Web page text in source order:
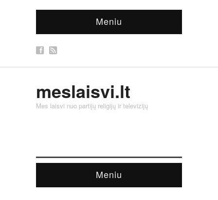
Meniu
meslaisvi.lt
Mes laisvi nuo partijų religijų ir televizijų
Meniu